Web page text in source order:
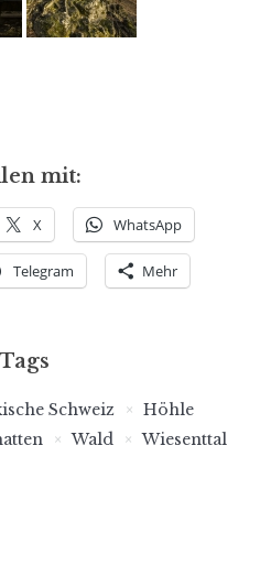
mit:
X WhatsApp
Telegram Mehr
Tags
Schweiz
Höhle
Wald Wiesenttal